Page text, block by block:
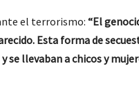
el terrorismo: “El
Esta forma de
se llevaban a chicos y